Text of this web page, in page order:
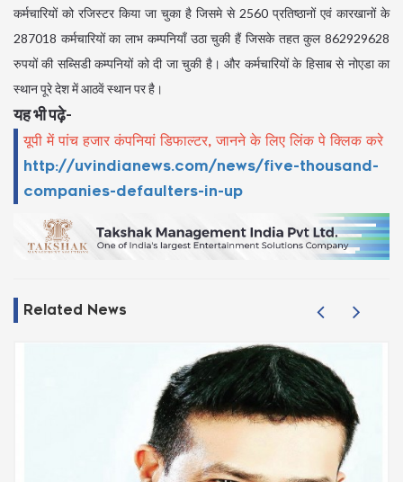
कर्मचारियों को रजिस्टर किया जा चुका है जिसमे से 2560 प्रतिष्ठानों एवं कारखानों के
287018 कर्मचारियों का लाभ कम्पनियाँ उठा चुकी हैं जिसके तहत कुल 862929628
रुपयों की सब्सिडी कम्पनियों को दी जा चुकी है। और कर्मचारियों के हिसाब से नोएडा का
स्थान पूरे देश में आठवें स्थान पर है।
यह भी पढ़े-
यूपी में पांच हजार कंपनियां डिफाल्टर, जानने के लिए लिंक पे क्लिक करे
http://uvindianews.com/news/five-thousand-
companies-defaulters-in-up
Related News